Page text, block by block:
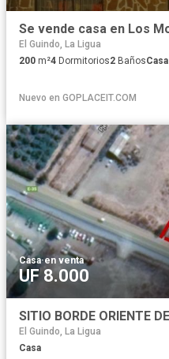
El Guindo, La Ligua
200 m²4 Dormitorios2 BañosCasa
Nuevo en GOPLACEIT.COM
Casa·en venta
UF 8.000
El Guindo, La Ligua
Casa